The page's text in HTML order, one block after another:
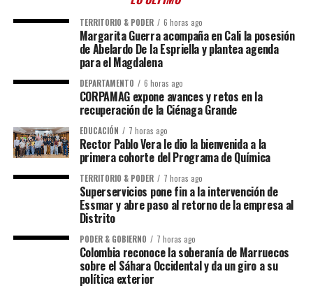
TERRITORIO & PODER 6 horas ago
Margarita Guerra acompaña en Cali la posesión
de Abelardo De la Espriella y plantea agenda
para el Magdalena
DEPARTAMENTO 6 horas ago
CORPAMAG expone avances y retos en la
recuperación de la Ciénaga Grande
EDUCACIÓN 7 horas ago
Rector Pablo Vera le dio la bienvenida a la
primera cohorte del Programa de Química
TERRITORIO & PODER 7 horas ago
Superservicios pone fin a la intervención de
Essmar y abre paso al retorno de la empresa al
Distrito
PODER & GOBIERNO 7 horas ago
Colombia reconoce la soberanía de Marruecos
sobre el Sáhara Occidental y da un giro a su
política exterior